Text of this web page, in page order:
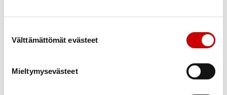
Välttämättömät evästeet
Mieltymysevästeet
mitä tarjotaan, tulee maistaa, mutta mitään ei
Ruokarajat